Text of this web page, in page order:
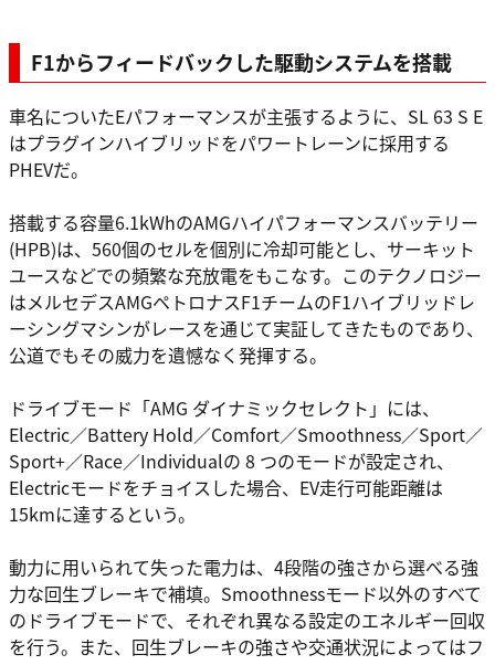
F1からフィードバックした駆動システムを搭載
車名についたEパフォーマンスが主張するように、SL 63 S E
はプラグインハイブリッドをパワートレーンに採用する
PHEVだ。
搭載する容量6.1kWhのAMGハイパフォーマンスバッテリー
(HPB)は、560個のセルを個別に冷却可能とし、サーキット
ユースなどでの頻繁な充放電をもこなす。このテクノロジー
はメルセデスAMGペトロナスF1チームのF1ハイブリッドレ
ーシングマシンがレースを通じて実証してきたものであり、
公道でもその威力を遺憾なく発揮する。
ドライブモード「AMG ダイナミックセレクト」には、
Electric／Battery Hold／Comfort／Smoothness／Sport／
Sport+／Race／Individualの 8 つのモードが設定され、
Electricモードをチョイスした場合、EV走行可能距離は
15kmに達するという。
動力に用いられて失った電力は、4段階の強さから選べる強
力な回生ブレーキで補填。Smoothnessモード以外のすべて
のドライブモードで、それぞれ異なる設定のエネルギー回収
を行う。また、回生ブレーキの強さや交通状況によってはフ